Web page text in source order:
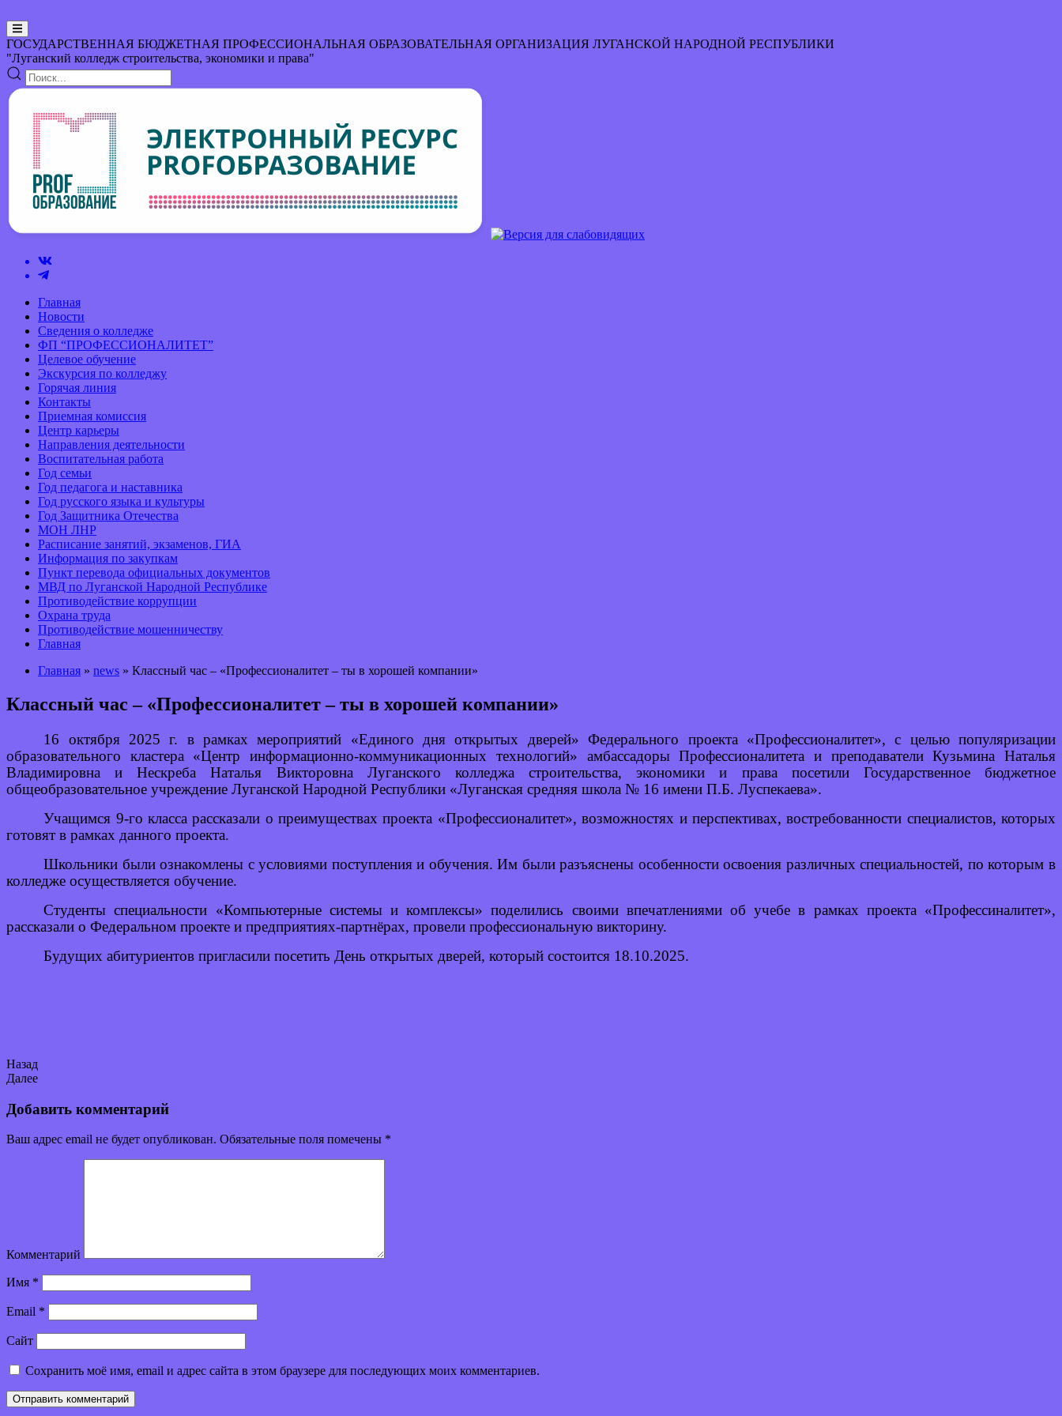
ГОСУДАРСТВЕННАЯ БЮДЖЕТНАЯ ПРОФЕССИОНАЛЬНАЯ ОБРАЗОВАТЕЛЬНАЯ ОРГАНИЗАЦИЯ ЛУГАНСКОЙ НАРОДНОЙ РЕСПУБЛИКИ
"Луганский колледж строительства, экономики и права"
Главная
Новости
Сведения о колледже
ФП “ПРОФЕССИОНАЛИТЕТ”
Целевое обучение
Экскурсия по колледжу
Горячая линия
Контакты
Приемная комиссия
Центр карьеры
Направления деятельности
Воспитательная работа
Год семьи
Год педагога и наставника
Год русского языка и культуры
Год Защитника Отечества
МОН ЛНР
Расписание занятий, экзаменов, ГИА
Информация по закупкам
Пункт перевода официальных документов
МВД по Луганской Народной Республике
Противодействие коррупции
Охрана труда
Противодействие мошенничеству
Главная
Главная » news » Классный час – «Профессионалитет – ты в хорошей компании»
Классный час – «Профессионалитет – ты в хорошей компании»
16 октября 2025 г. в рамках мероприятий «Единого дня открытых дверей» Федерального проекта «Профессионалитет», с целью популяризации
образовательного кластера «Центр информационно-коммуникационных технологий» амбассадоры Профессионалитета и преподаватели Кузьмина Наталья
Владимировна и Нескреба Наталья Викторовна Луганского колледжа строительства, экономики и права посетили Государственное бюджетное
общеобразовательное учреждение Луганской Народной Республики «Луганская средняя школа № 16 имени П.Б. Луспекаева».
Учащимся 9-го класса рассказали о преимуществах проекта «Профессионалитет», возможностях и перспективах, востребованности специалистов, которых
готовят в рамках данного проекта.
Школьники были ознакомлены с условиями поступления и обучения. Им были разъяснены особенности освоения различных специальностей, по которым в
колледже осуществляется обучение.
Студенты специальности «Компьютерные системы и комплексы» поделились своими впечатлениями об учебе в рамках проекта «Профессиналитет»,
рассказали о Федеральном проекте и предприятиях-партнёрах, провели профессиональную викторину.
Будущих абитуриентов пригласили посетить День открытых дверей, который состоится 18.10.2025.
Назад
Далее
Добавить комментарий
Ваш адрес email не будет опубликован. Обязательные поля помечены *
Комментарий
Имя *
Email *
Сайт
Сохранить моё имя, email и адрес сайта в этом браузере для последующих моих комментариев.